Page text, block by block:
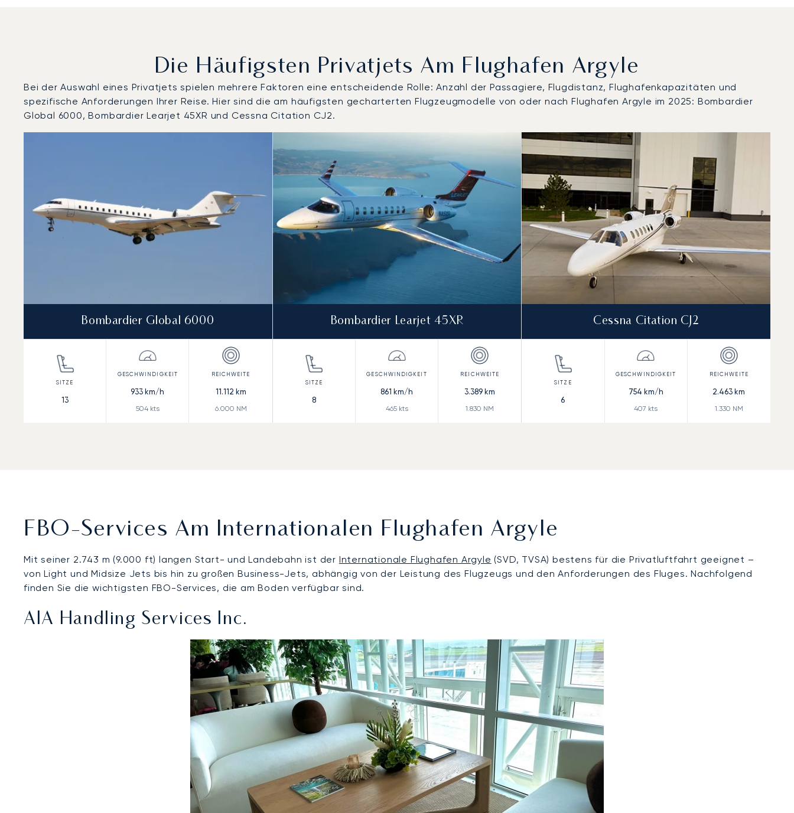
Die Häufigsten Privatjets Am Flughafen Argyle
Bei der Auswahl eines Privatjets spielen mehrere Faktoren eine entscheidende Rolle: Anzahl der Passagiere, Flugdistanz, Flughafenkapazitäten und
spezifische Anforderungen Ihrer Reise. Hier sind die am häufigsten gecharterten Flugzeugmodelle von oder nach Flughafen Argyle im 2025: Bombardier
Global 6000, Bombardier Learjet 45XR und Cessna Citation CJ2.
Flughafen Argyle : Die 3 meistgeflogenen Flugzeugmodelle nach Anzahl der Flugbewegungen im Jahr 2025
Reichweite (km)
Bombardier Global 6000
13
933 km/h
504kts
11.112 km
6.000 NM
Bombardier Learjet 45XR
8
861 km/h
465kts
3.389 km
1.830 NM
Cessna Citation CJ2
6
754 km/h
407 kts
2.463 km
1.330 NM
FBO-Services Am Internationalen Flughafen Argyle
Mit seiner 2.743 m (9.000 ft) langen Start- und Landebahn ist der Internationale Flughafen Argyle (SVD, TVSA) bestens für die Privatluftfahrt geeignet –
von Light und Midsize Jets bis hin zu großen Business-Jets, abhängig von der Leistung des Flugzeugs und den Anforderungen des Fluges. Nachfolgend
finden Sie die wichtigsten FBO-Services, die am Boden verfügbar sind.
AIA Handling Services Inc.